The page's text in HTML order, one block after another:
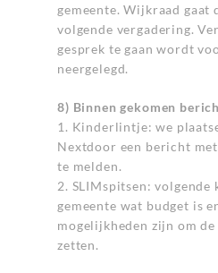
gemeente. Wijkraad gaat
volgende vergadering.
gesprek te gaan wordt
neergelegd.
8) Binnen gekomen
1. Kinderlintje: we
Nextdoor een bericht
te melden.
2. SLIMspitsen: volgende
gemeente wat budget is
mogelijkheden zijn om
zetten.